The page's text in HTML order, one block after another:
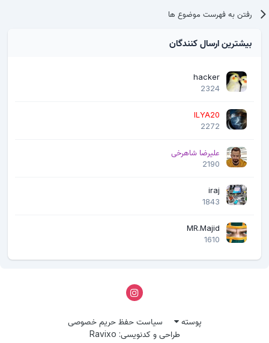
رفتن به فهرست موضوع ها
بیشترین ارسال کنندگان
hacker
2324
ILYA20
2272
علیرضا شاهرخی
2190
iraj
1843
MR.Majid
1610
پوسته
سیاست حفظ حریم خصوصی
طراحی و کدنویسی: Ravixo